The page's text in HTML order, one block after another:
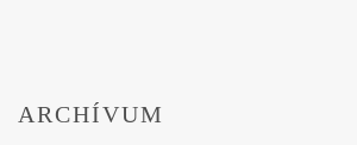
ARCHÍVUM